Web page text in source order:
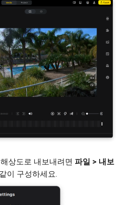
상도로 내보내려면 파일 > 내보
이 구성하세요.